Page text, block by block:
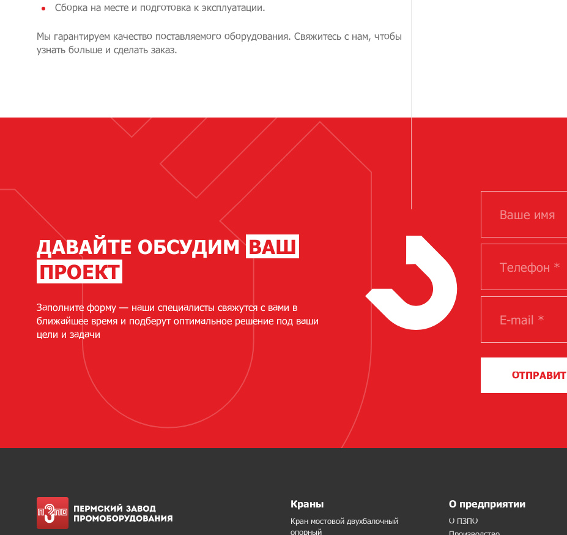
Сборка на месте и подготовка к эксплуатации.
Мы гарантируем качество поставляемого оборудования. Свяжитесь с нам, чтобы
узнать больше и сделать заказ.
ДАВАЙТЕ ОБСУДИМВАШ
ПРОЕКТ
Заполните форму — наши специалисты свяжутся с вами в
ближайшее время и подберут оптимальное решение под ваши
цели и задачи
Краны
Кран мостовой двухбалочный
опорный
О предприятии
О ПЗПО